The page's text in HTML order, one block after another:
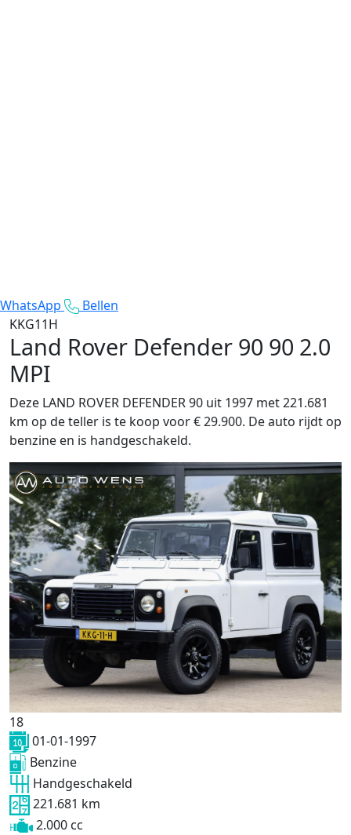
WhatsApp
Bellen
KKG11H
Land Rover Defender 90 90 2.0
MPI
Deze LAND ROVER DEFENDER 90 uit 1997 met 221.681
km op de teller is te koop voor € 29.900. De auto rijdt op
benzine en is handgeschakeld.
18
01-01-1997
Benzine
Handgeschakeld
221.681 km
2.000 cc